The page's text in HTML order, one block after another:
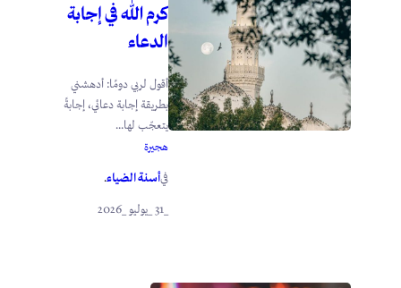
كرم الله في إجابة
الدعاء
أقول لربي دومًا: أدهشني
بطريقة إجابة دعائي، إجابةً
يتعجّب لها...
هجيرة
فيأسنة الضياء.